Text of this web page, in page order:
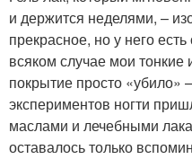
и держится неделями, –
прекрасное, но у него
всяком случае мои тонкие
покрытие просто «убило»
экспериментов ногти
маслами и лечебными
оставалось только